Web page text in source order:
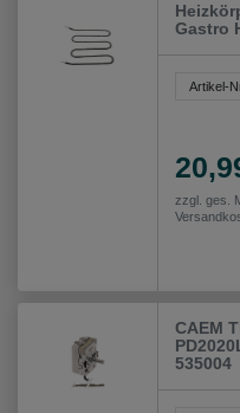
Gastro
Artikel-
zzgl. ges.
CAEM
535004